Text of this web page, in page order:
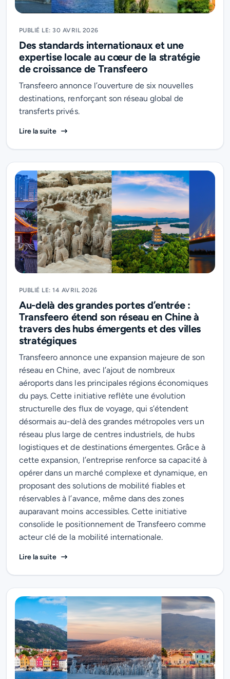
PUBLIÉ LE: 30 AVRIL 2026
Des standards internationaux et une
expertise locale au cœur de la stratégie
de croissance de Transfeero
Transfeero annonce l’ouverture de six nouvelles
destinations, renforçant son réseau global de
transferts privés.
Lire la suite Des standards internationaux et une expertise
PUBLIÉ LE: 14 AVRIL 2026
Au-delà des grandes portes d’entrée :
Transfeero étend son réseau en Chine à
travers des hubs émergents et des villes
stratégiques
Transfeero annonce une expansion majeure de son
réseau en Chine, avec l’ajout de nombreux
aéroports dans les principales régions économiques
du pays. Cette initiative reflète une évolution
structurelle des flux de voyage, qui s’étendent
désormais au-delà des grandes métropoles vers un
réseau plus large de centres industriels, de hubs
logistiques et de destinations émergentes. Grâce à
cette expansion, l’entreprise renforce sa capacité à
opérer dans un marché complexe et dynamique, en
proposant des solutions de mobilité fiables et
réservables à l’avance, même dans des zones
auparavant moins accessibles. Cette initiative
consolide le positionnement de Transfeero comme
acteur clé de la mobilité internationale.
Lire la suite Au-delà des grandes portes d’entrée : Transfeero